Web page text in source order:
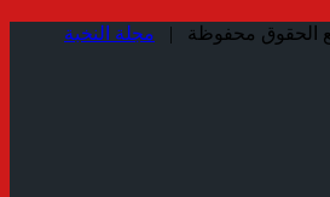
مجلة النخبة